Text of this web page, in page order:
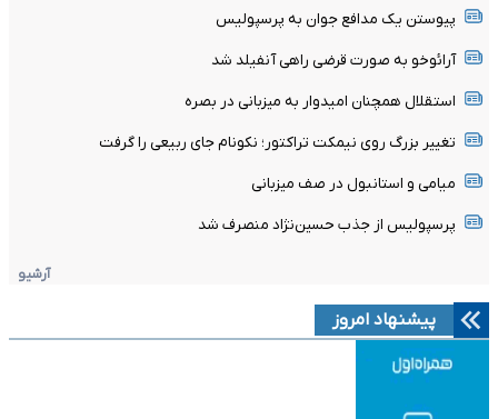
پیوستن یک مدافع جوان به پرسپولیس
آرائوخو به صورت قرضی راهی آنفیلد شد
استقلال همچنان امیدوار به میزبانی در بصره
تغییر بزرگ روی نیمکت تراکتور؛ نکونام جای ربیعی را گرفت
میامی و استانبول در صف میزبانی
پرسپولیس از جذب حسین‌نژاد منصرف شد
آرشیو
پیشنهاد امروز